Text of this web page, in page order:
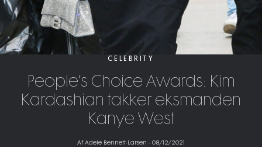
CELEBRITY
People’s Choice Awards: Kim
Kardashian takker eksmanden
Kanye West
Af Adele Bennett-Larsen - 08/12/2021